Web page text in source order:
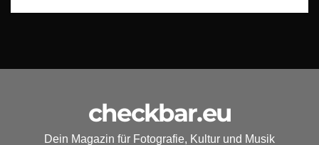
checkbar.eu
Dein Magazin für Fotografie, Kultur und Musik